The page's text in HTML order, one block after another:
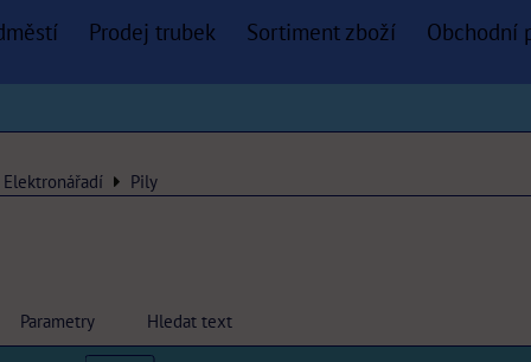
Prodej trubek Sortiment zboží Obchodní
Elektronářadí Pily
Parametry Hledat text